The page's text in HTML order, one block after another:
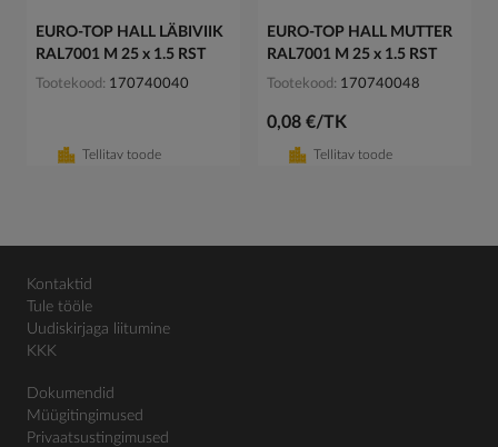
EURO-TOP HALL LÄBIVIIK
RAL7001 M 25 x 1.5 RST
Tootekood 170740040
Tellitav toode
EURO-TOP HALL MUTTER
RAL7001 M 25 x 1.5 RST
Tootekood 170740048
0,08 €/TK
Tellitav toode
Kontaktid
Tule tööle
Uudiskirjaga liitumine
KKK
Dokumendid
Müügitingimused
Privaatsustingimused